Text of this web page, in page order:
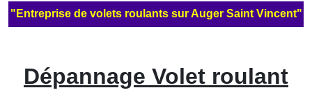
"Entreprise de volets roulants sur Auger Saint Vincent"
Dépannage Volet roulant